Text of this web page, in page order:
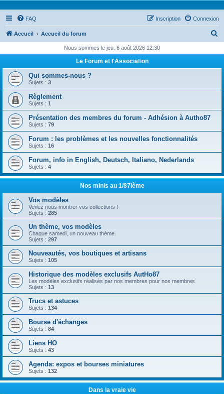
FAQ Connexion
Inscription
Accueil Accueil du forum
h
Nous sommes le jeu. 6 août 2026 12:30
Le Forum et l'Association
Qui sommes-nous ?
Sujets : 3
Règlement
Sujets : 1
Présentation des membres du forum - Adhésion à Autho87
Sujets : 79
Forum : les problèmes et les nouvelles fonctionnalités
Sujets : 16
Forum, info in English, Deutsch, Italiano, Nederlands
Sujets : 4
Nos minis au 1/87ième
Vos modèles
Venez nous montrer vos collections !
Sujets : 285
Un thème, vos modèles
Chaque samedi, un nouveau thème.
Sujets : 297
Nouveautés, vos boutiques et artisans
Sujets : 105
Historique des modèles exclusifs AutHo87
Les modèles exclusifs réalisés par nos membres pour nos membres
Sujets : 13
Trucs et astuces
Sujets : 134
Bourse d'échanges
Sujets : 84
Liens HO
Sujets : 43
Agenda: expos et bourses miniatures
Sujets : 132
Dans la vraie vie